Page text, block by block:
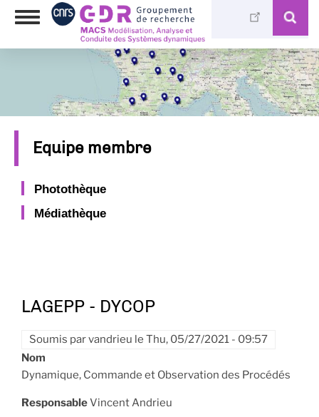
Aller
Toggle
Equipe membre
Photothèque
Médiathèque
LAGEPP - DYCOP
Soumis parvandrieu le Thu, 05/27/2021 - 09:57
Nom
Dynamique, Commande et Observation des Procédés
ResponsableVincent Andrieu